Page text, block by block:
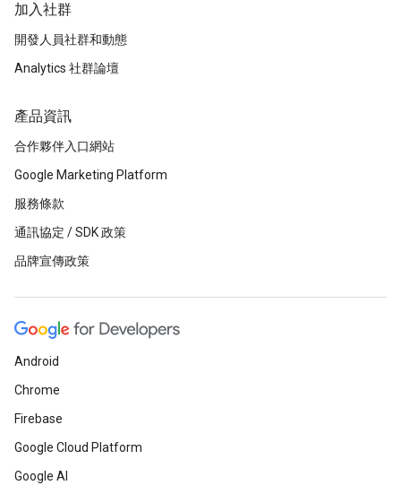
加入社群
開發人員社群和動態
Analytics 社群論壇
產品資訊
合作夥伴入口網站
Google Marketing Platform
服務條款
通訊協定 / SDK 政策
品牌宣傳政策
Android
Chrome
Firebase
Google Cloud Platform
Google AI